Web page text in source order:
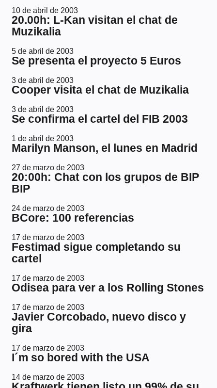
10 de abril de 2003
20.00h: L-Kan visitan el chat de
Muzikalia
5 de abril de 2003
Se presenta el proyecto 5 Euros
3 de abril de 2003
Cooper visita el chat de Muzikalia
3 de abril de 2003
Se confirma el cartel del FIB 2003
1 de abril de 2003
Marilyn Manson, el lunes en Madrid
27 de marzo de 2003
20:00h: Chat con los grupos de BIP
BIP
24 de marzo de 2003
BCore: 100 referencias
17 de marzo de 2003
Festimad sigue completando su
cartel
17 de marzo de 2003
Odisea para ver a los Rolling Stones
17 de marzo de 2003
Javier Corcobado, nuevo disco y
gira
17 de marzo de 2003
I´m so bored with the USA
14 de marzo de 2003